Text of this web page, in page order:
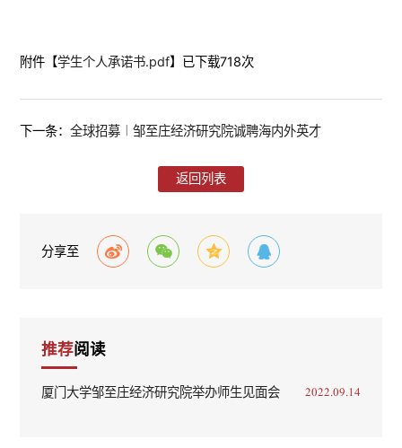
附件【学生个人承诺书.pdf】已下载718次
下一条：全球招募︱邹至庄经济研究院诚聘海内外英才
返回列表
分享至
推荐阅读
厦门大学邹至庄经济研究院举办师生见面会 2022.09.14